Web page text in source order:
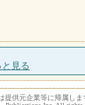
見る
供元企業等に帰属しま